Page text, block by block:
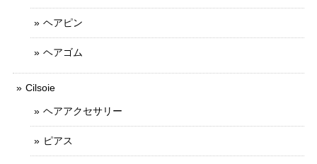
ヘアピン
ヘアゴム
Cilsoie
ヘアアクセサリー
ピアス